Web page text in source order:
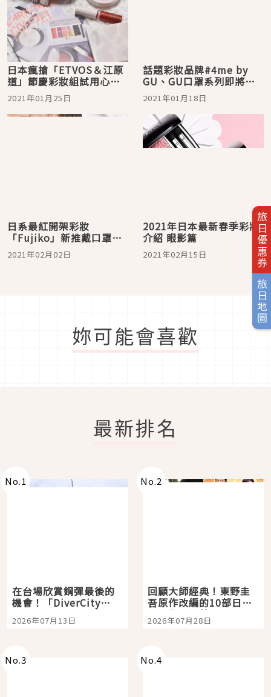
旅日優惠券
旅日地圖
日本瘋搶「ETVOS＆江原
道」節慶彩妝組試用心得
想美美過節必看！
2021年01月25日
話題彩妝品牌#4me by
GU、GU口罩系列即將強
勢登台 感謝台灣消費者支
持蒐集顧客心聲推出進化
款商品
2021年01月18日
日系最紅開架彩妝
「Fujiko」新推戴口罩也
不掉色的春夏珊瑚系唇釉
完美的口罩妝容就靠它拯
2021年02月02日
2021年日本最新春季彩妝
介紹 眼影篇
2021年02月15日
妳可能會喜歡
最新排名
No.1
在台場欣賞鋼彈最後的
機會！「DiverCity
Tokyo Plaza」搭船、
購物、美食及夜景，一
2026年07月13日
No.2
回顧大師經典！東野圭
吾原作改編的10部日本
影視作品推薦
2026年07月28日
No.3 No.4